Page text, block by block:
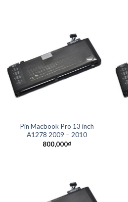
Pin Macbook Pro 13 inch
A1278 2009 – 2010
800,000₫